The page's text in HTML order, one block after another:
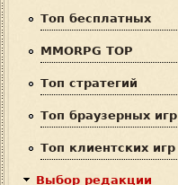
Топ бесплатных
MMORPG TOP
Топ стратегий
Топ браузерных игр
Топ клиентских игр
Выбор редакции